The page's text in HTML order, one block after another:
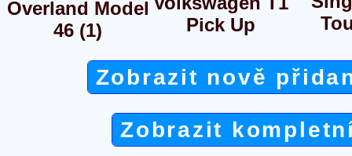
Overland Model
46 (1)
Pick Up
Zobrazit nově
Zobrazit